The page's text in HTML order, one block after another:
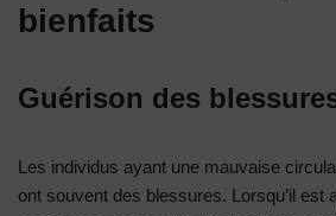
bienfaits
Guérison des
Les individus ayant une mauvaise
ont souvent des blessures. Lorsqu’il est